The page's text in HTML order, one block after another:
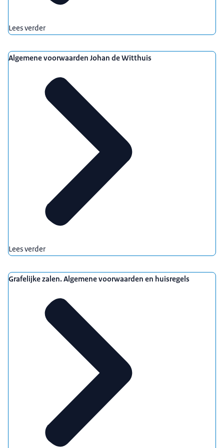
renovatie van het Binnenhof
Lees verder
Algemene voorwaarden Johan de Witthuis
Lees verder
Grafelijke zalen. Algemene voorwaarden en huisregels